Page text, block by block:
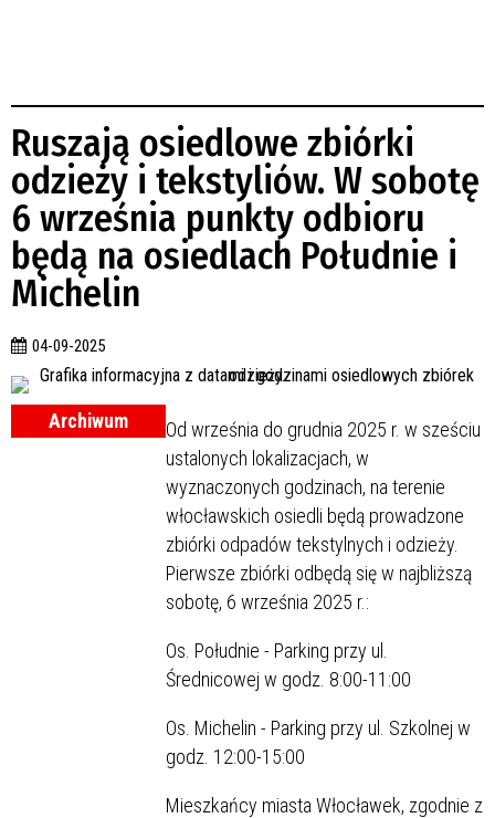
Ruszają osiedlowe zbiórki
odzieży i tekstyliów. W sobotę
6 września punkty odbioru
będą na osiedlach Południe i
Michelin
04-09-2025
Archiwum
Od września do grudnia 2025 r. w sześciu
ustalonych lokalizacjach, w
wyznaczonych godzinach, na terenie
włocławskich osiedli będą prowadzone
zbiórki odpadów tekstylnych i odzieży.
Pierwsze zbiórki odbędą się w najbliższą
sobotę, 6 września 2025 r.:
Os. Południe - Parking przy ul.
Średnicowej w godz. 8:00-11:00
Os. Michelin - Parking przy ul. Szkolnej w
godz. 12:00-15:00
Mieszkańcy miasta Włocławek, zgodnie z